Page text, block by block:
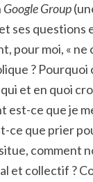
Google Group
ses questions
pour moi, «
? Pourquoi
qui et en quoi
est-ce que
ce que prier
comment
et collectif ?